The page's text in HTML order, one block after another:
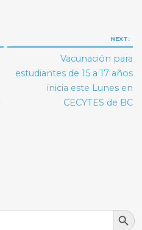
NEXT:
Vacunación para
estudiantes de 15 a 17 años
inicia este Lunes en
CECYTES de BC
Search